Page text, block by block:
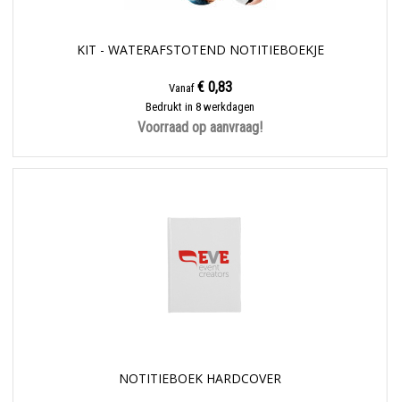
KIT - WATERAFSTOTEND NOTITIEBOEKJE
Vanaf € 0,83
Bedrukt in 8 werkdagen
Voorraad op aanvraag!
NOTITIEBOEK HARDCOVER